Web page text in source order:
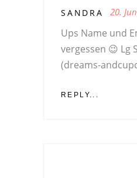
SANDRA 20.
Ups Name und
vergessen 😉 Lg
(dreams-
REPLY...